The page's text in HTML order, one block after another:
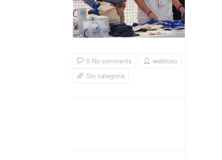
0 No comments
webliceo
Sin categoría